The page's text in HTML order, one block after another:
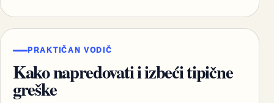
PRAKTIČAN VODIČ
Kako napredovati i izbeći tipične
greške